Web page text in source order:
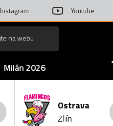
Instagram Youtube
Milán 2026
Ostrava
Zlín